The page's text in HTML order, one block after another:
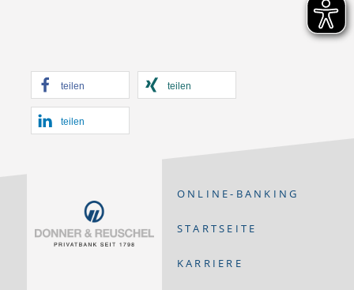
teilen teilen
teilen
ONLINE-BANKING
STARTSEITE
KARRIERE